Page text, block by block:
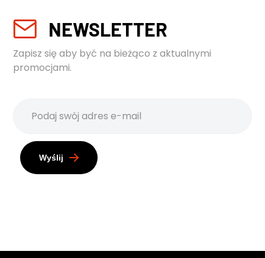
NEWSLETTER
Zapisz się aby być na bieżąco z aktualnymi
promocjami.
Wyślij